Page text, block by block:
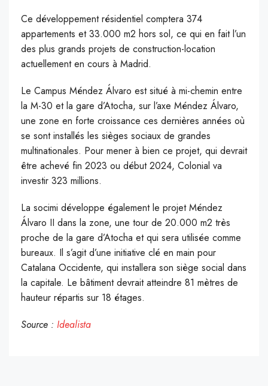
Ce développement résidentiel comptera 374
appartements et 33.000 m2 hors sol, ce qui en fait l’un
des plus grands projets de construction-location
actuellement en cours à Madrid.
Le Campus Méndez Álvaro est situé à mi-chemin entre
la M-30 et la gare d’Atocha, sur l’axe Méndez Álvaro,
une zone en forte croissance ces dernières années où
se sont installés les sièges sociaux de grandes
multinationales. Pour mener à bien ce projet, qui devrait
être achevé fin 2023 ou début 2024, Colonial va
investir 323 millions.
La socimi développe également le projet Méndez
Álvaro II dans la zone, une tour de 20.000 m2 très
proche de la gare d’Atocha et qui sera utilisée comme
bureaux. Il s’agit d’une initiative clé en main pour
Catalana Occidente, qui installera son siège social dans
la capitale. Le bâtiment devrait atteindre 81 mètres de
hauteur répartis sur 18 étages.
Source : Idealista